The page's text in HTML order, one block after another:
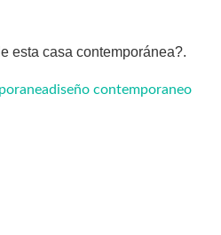
esta casa contemporánea?.
diseño contemporaneo